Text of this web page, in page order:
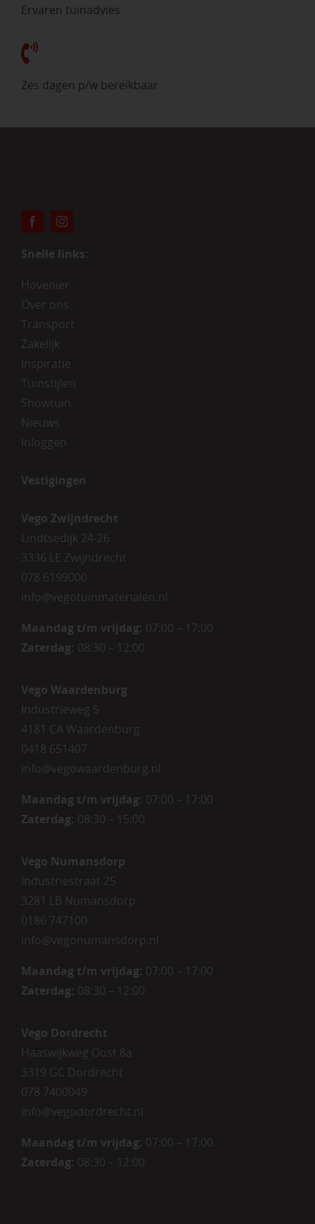
Ervaren tuinadvies
Zes dagen p/w bereikbaar
Snelle links:
Hovenier
Over ons
Transport
Zakelijk
Inspiratie
Tuinstijlen
Showtuin
Nieuws
Inloggen
Vestigingen
Vego Zwijndrecht
Lindtsedijk 24-26
3336 LE Zwijndrecht
078 6199000
info@vegotuinmaterialen.nl
Maandag t/m vrijdag: 07:00 – 17:00
Zaterdag: 08:30 – 12:00
Vego Waardenburg
Industrieweg 5
4181 CA Waardenburg
0418 651407
info@vegowaardenburg.nl
Maandag t/m vrijdag: 07:00 – 17:00
Zaterdag: 08:30 – 15:00
Vego Numansdorp
Industriestraat 25
3281 LB Numansdorp
0186 747100
info@vegonumansdorp.nl
Maandag t/m vrijdag: 07:00 – 17:00
Zaterdag: 08:30 – 12:00
Vego Dordrecht
Haaswijkweg Oost 8a
3319 GC Dordrecht
078 7400049
info@vegodordrecht.nl
Maandag t/m vrijdag: 07:00 – 17:00
Zaterdag: 08:30 – 12:00